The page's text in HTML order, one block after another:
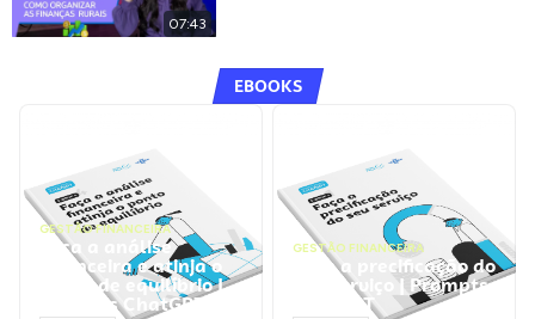
07:43
EBOOKS
GESTÃO FINANCEIRA
Faça a análise
financeira e atinja o
ponto de equilíbrio |
Prompts ChatGPT
GESTÃO FINANCEIRA
Faça a precificação do
seu serviço | Prompts
ChatGPT